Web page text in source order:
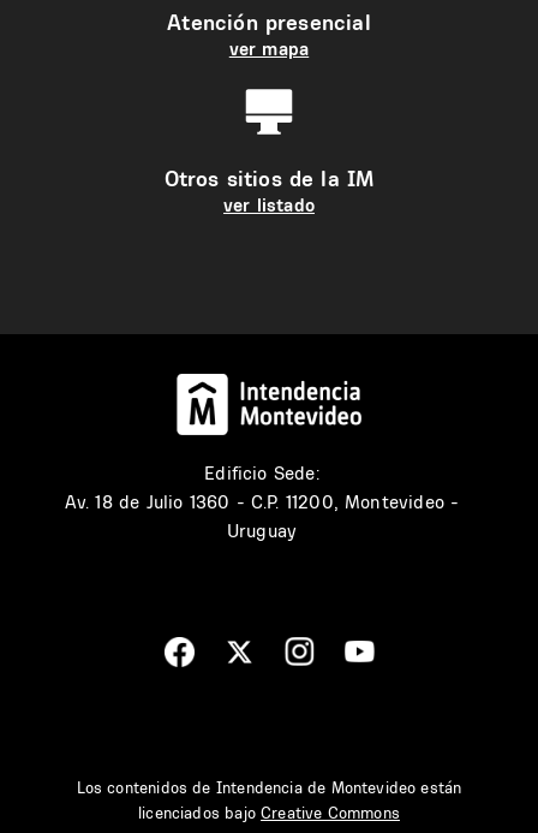
Atención presencial
ver mapa
Otros sitios de la IM
ver listado
Edificio Sede:
Av. 18 de Julio 1360 - C.P. 11200, Montevideo -
Uruguay
Los contenidos de Intendencia de Montevideo están
licenciados bajoCreative Commons